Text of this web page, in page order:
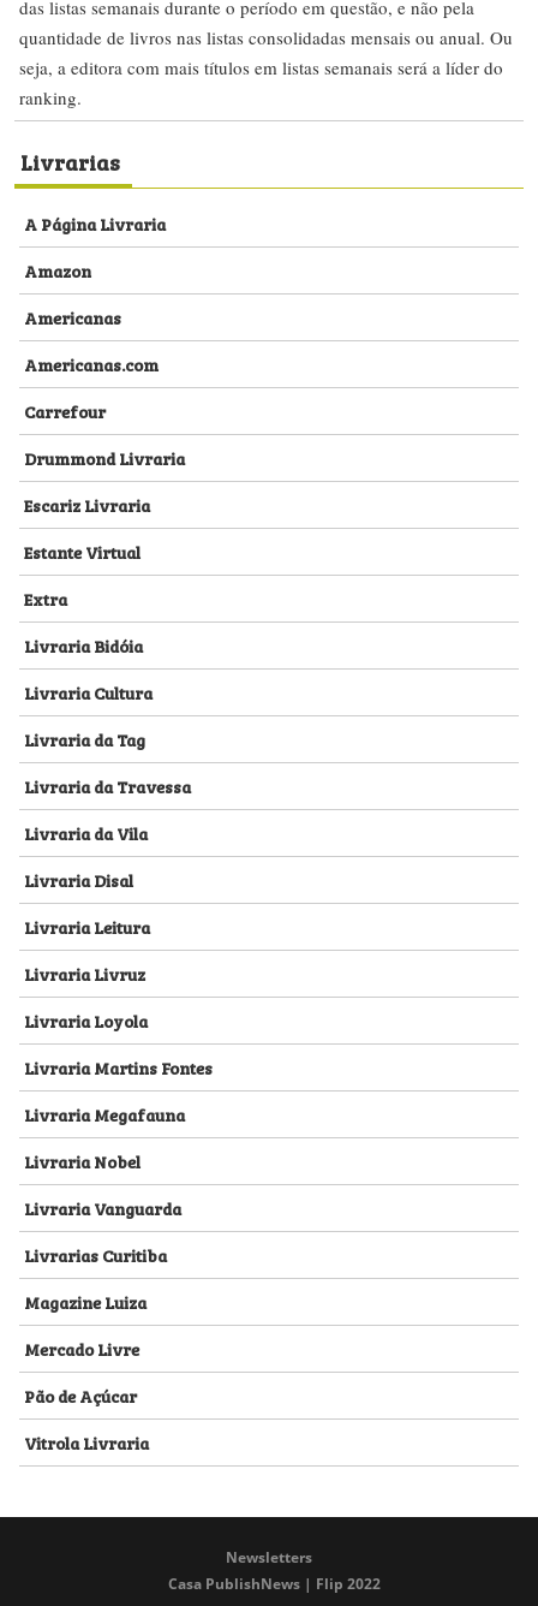
das listas semanais durante o período em questão, e não pela
quantidade de livros nas listas consolidadas mensais ou anual. Ou
seja, a editora com mais títulos em listas semanais será a líder do
ranking.
Livrarias
A Página Livraria
Amazon
Americanas
Americanas.com
Carrefour
Drummond Livraria
Escariz Livraria
Estante Virtual
Extra
Livraria Bidóia
Livraria Cultura
Livraria da Tag
Livraria da Travessa
Livraria da Vila
Livraria Disal
Livraria Leitura
Livraria Livruz
Livraria Loyola
Livraria Martins Fontes
Livraria Megafauna
Livraria Nobel
Livraria Vanguarda
Livrarias Curitiba
Magazine Luiza
Mercado Livre
Pão de Açúcar
Vitrola Livraria
Newsletters
Casa PublishNews | Flip 2022